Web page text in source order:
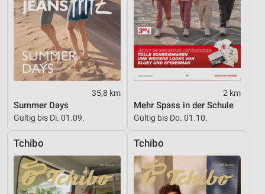
35,8 km
Summer Days
Gültig bis Di. 01.09.
2 km
Mehr Spass in der Schule
Gültig bis Do. 01.10.
Tchibo Tchibo